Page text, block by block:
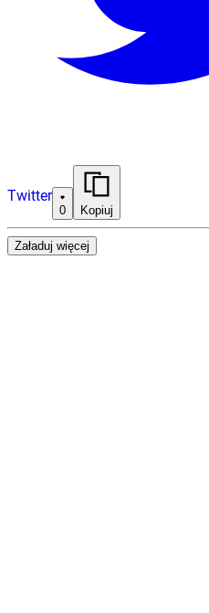
Twitter
0 Kopiuj
Załaduj więcej